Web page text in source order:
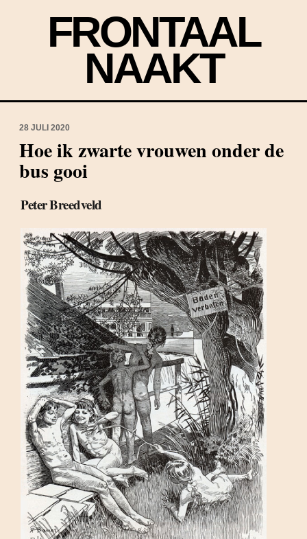
FRONTAAL
NAAKT
28 JULI 2020
Hoe ik zwarte vrouwen onder de
bus gooi
Peter Breedveld